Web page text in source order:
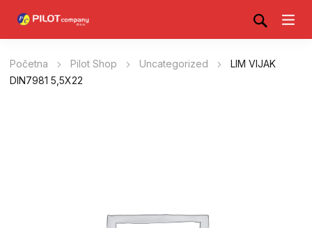
Početna Pilot Shop Uncategorized
LIM VIJAK
DIN7981 5,5X22